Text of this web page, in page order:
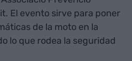
El evento sirve para poner
de la moto en la
lo que rodea la seguridad